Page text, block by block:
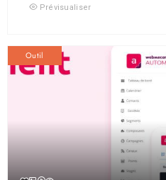
Prévisualiser
Outil